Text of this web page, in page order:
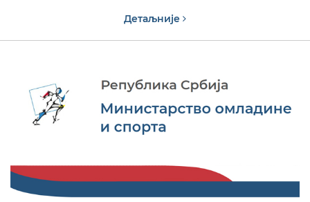
Детаљније